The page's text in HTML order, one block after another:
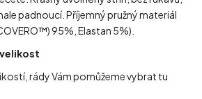
padnoucí. Příjemný pružný materiál
95%, Elastan 5%).
rády Vám pomůžeme vybrat tu